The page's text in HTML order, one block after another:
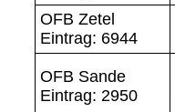
OFB Zetel
Eintrag: 6944
OFB Sande
Eintrag: 2950